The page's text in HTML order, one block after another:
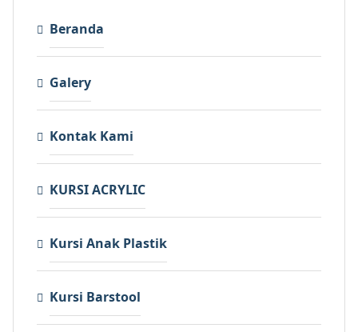
Beranda
Galery
Kontak Kami
KURSI ACRYLIC
Kursi Anak Plastik
Kursi Barstool